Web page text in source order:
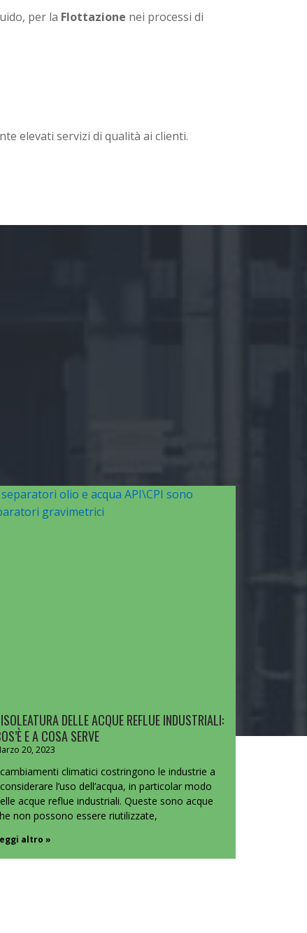
per la Flottazione nei processi di
elevati servizi di qualità ai clienti.
DELLE ACQUE REFLUE INDUSTRIALI:
E A COSA SERVE
20, 2023
climatici costringono le industrie a
l’uso dell’acqua, in particolar modo
acque reflue industriali. Queste sono acque
non possono essere riutilizzate,
altro »